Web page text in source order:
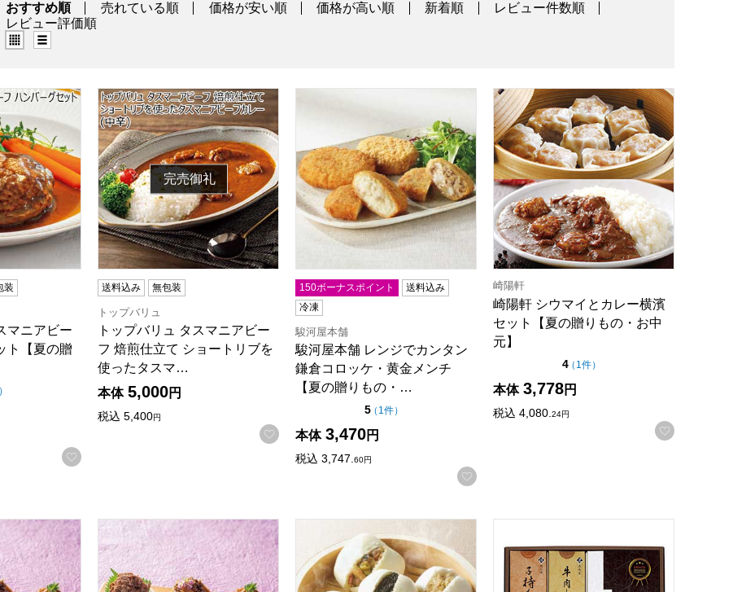
おすすめ順 売れている順 価格が安い順 価格が高い順 新着順
レビュー件数順
レビュー評価順
グリッド表示（タイル表示）
マニアビーフ ハンバーグセット【夏の贈りもの・お中元】
装
マニアビー
ト【夏の贈
満点中）
評価
）
お気に入りに登録する
トップバリュ タスマニアビーフ 焙煎仕立て ショートリブを使ったタスマニアビーフカレー(中辛)【夏の贈り
完売御礼
送料込み 無包装
トップバリュ
トップバリュ タスマニアビー
フ 焙煎仕立て ショートリブを
使ったタスマ…
本体 5,000円
税込 5,400円
お気に入りに登録する
駿河屋本舗 レンジでカンタン 鎌倉コロッケ・黄金メンチ【夏の贈りもの
150ボーナスポイント
送料込み
冷凍
駿河屋本舗
駿河屋本舗 レンジでカンタン
鎌倉コロッケ・黄金メンチ
【夏の贈りもの・…
5点（5点満点中）
（ 1件の評価
）
本体 3,470円
税込 3,747.60円
お気に入りに登録する
崎陽軒 シウマイとカレー横濱セット【
崎陽軒
崎陽軒 シウマイとカレー横濱
セット【夏の贈りもの・お中
元】
4点（5点満点中）
（ 1件の評価
）
本体 3,778円
税込 4,080.24円
お気に入
詰合せ【夏の贈りもの・お中元】[OK-30]
浅草今半 牛肉佃煮詰合せ【夏の贈りもの・お中元】[OK-50]